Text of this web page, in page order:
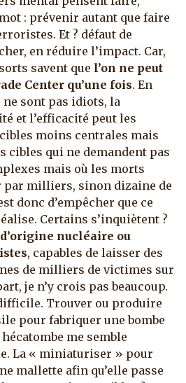
: prévenir autant que faire
Et ? défaut de
en réduire l’impact. Car,
savent que l’on ne peut
Center qu’une fois. En
sont pas idiots, la
et l’efficacité peut les
moins centrales mais
cibles qui ne demandent pas
mais où les morts
par milliers, sinon dizaine de
donc d’empêcher que ce
Certains s’inquiètent ?
d’origine nucléaire ou
, capables de laisser des
de milliers de victimes sur
je n’y crois pas beaucoup.
Trouver ou produire
pour fabriquer une bombe
me semble
La « miniaturiser » pour
mallette afin qu’elle passe